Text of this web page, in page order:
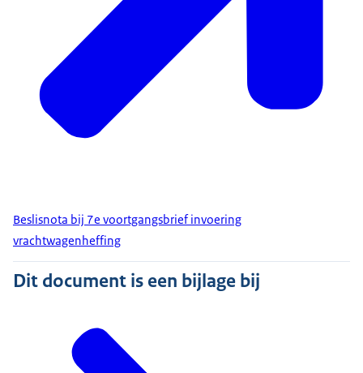
Beslisnota bij 7e voortgangsbrief invoering
vrachtwagenheffing
Dit document is een bijlage bij